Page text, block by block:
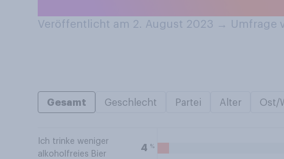
Veröffentlicht am 2. August 2023 → Umfrage
Gesamt Geschlecht Partei Alter Ost/
Ich trinke weniger
alkoholfreies Bier
4 %